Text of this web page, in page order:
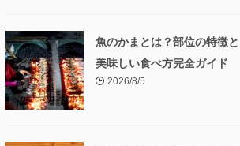
魚のかまとは？部位の特徴と
美味しい食べ方完全ガイド
2026/8/5